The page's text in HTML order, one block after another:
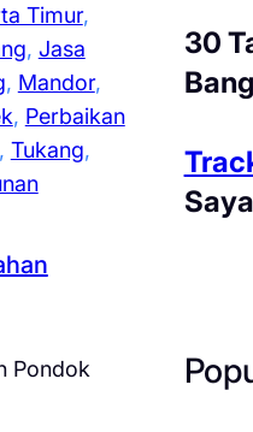
Timur
, Jasa
, Mandor
, Perbaikan
Tukang
Pondok
30
Saya